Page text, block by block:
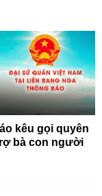
kêu gọi quyên
bà con người